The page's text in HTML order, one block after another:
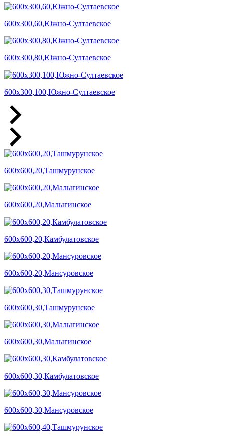
600х300,60,Южно-Султаевское
600х300,80,Южно-Султаевское
600х300,100,Южно-Султаевское
600х600,20,Ташмурунское
600х600,20,Малыгинское
600х600,20,Камбулатовское
600х600,20,Мансуровское
600х600,30,Ташмурунское
600х600,30,Малыгинское
600х600,30,Камбулатовское
600х600,30,Мансуровское